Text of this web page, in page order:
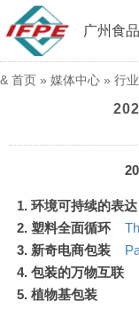
广州食
& 首页 » 媒体中心 » 行
环境可持续的表达
塑料全面循环
新奇电商包装
包装的万物互联
植物基包装